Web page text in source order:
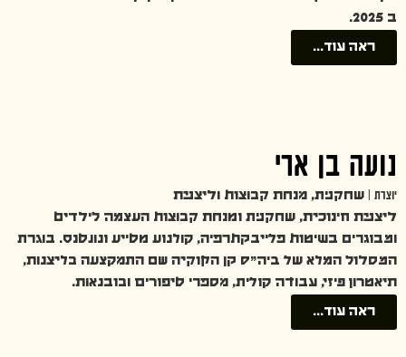
ב 2025.
ראה עוד...
נועה בן ארי
יוצרת | שחקנית, מנחת קבוצות וליצנית
ליצנית חינוכית, שחקנית ומנחת קבוצות העצמה לילדים
ומבוגרים בשיטות פלייבקתרפיה, קולנוע מסייע ונונסנס. בוגרת
המסלול המלא של ביה״ס קן הקוקיה שם התמקצעה בליצנות,
תיאטרון פיזי, עבודה קולית, מספרי סיפורים ובובנאות.
ראה עוד...